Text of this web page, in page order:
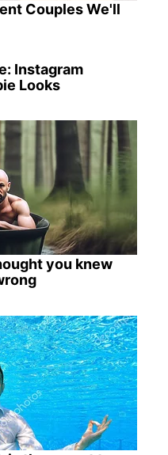
Couples We'll
Instagram
Looks
you knew